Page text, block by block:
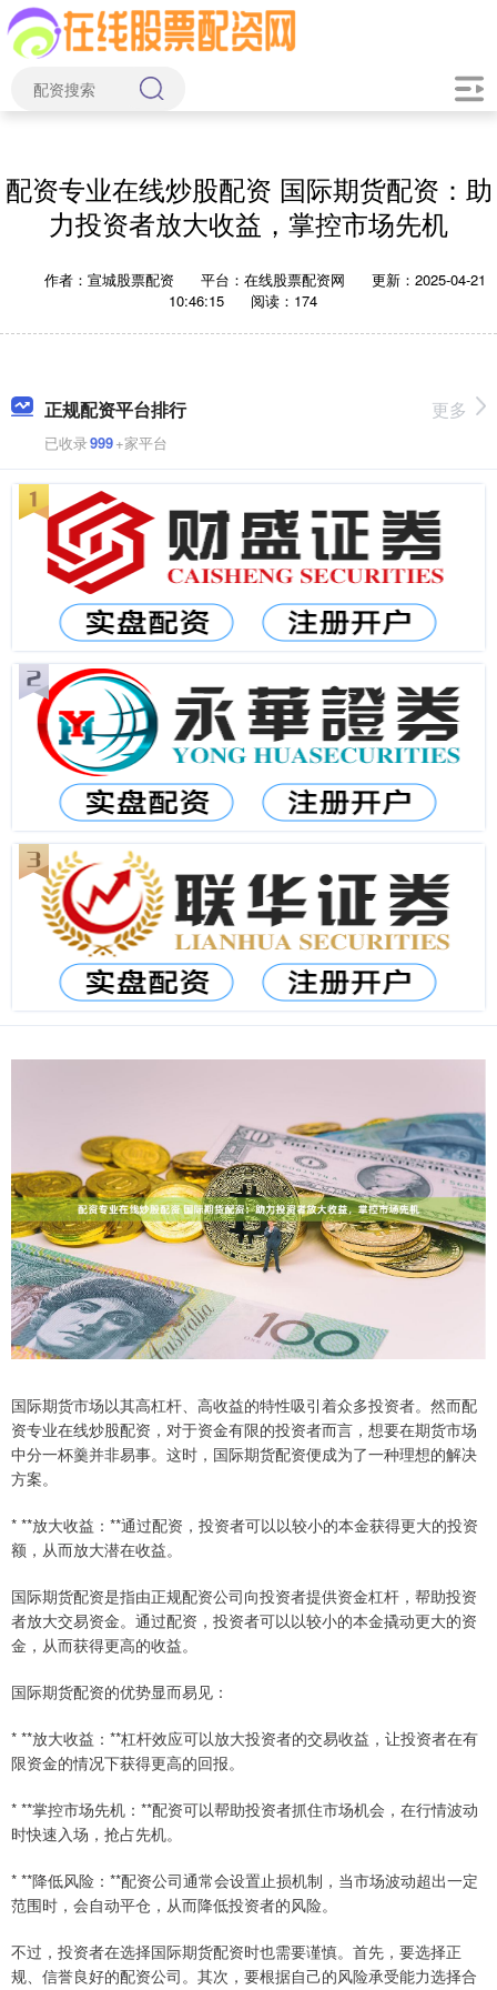
配资专业在线炒股配资 国际期货配资：助
力投资者放大收益，掌控市场先机
作者：宣城股票配资 平台：在线股票配资网
更新：2025-04-21
10:46:15
阅读：174
正规配资平台排行
已收录999+家平台
更多
国际期货市场以其高杠杆、高收益的特性吸引着众多投资者。然而配
资专业在线炒股配资，对于资金有限的投资者而言，想要在期货市场
中分一杯羹并非易事。这时，国际期货配资便成为了一种理想的解决
方案。
* **放大收益：**通过配资，投资者可以以较小的本金获得更大的投资
额，从而放大潜在收益。
国际期货配资是指由正规配资公司向投资者提供资金杠杆，帮助投资
者放大交易资金。通过配资，投资者可以以较小的本金撬动更大的资
金，从而获得更高的收益。
国际期货配资的优势显而易见：
* **放大收益：**杠杆效应可以放大投资者的交易收益，让投资者在有
限资金的情况下获得更高的回报。
* **掌控市场先机：**配资可以帮助投资者抓住市场机会，在行情波动
时快速入场，抢占先机。
* **降低风险：**配资公司通常会设置止损机制，当市场波动超出一定
范围时，会自动平仓，从而降低投资者的风险。
不过，投资者在选择国际期货配资时也需要谨慎。首先，要选择正
规、信誉良好的配资公司。其次，要根据自己的风险承受能力选择合